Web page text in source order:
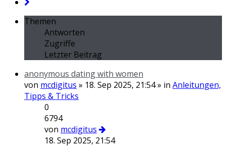
Themen
Antworten
Zugriffe
Letzter Beitrag
anonymous dating with women
von mcdigitus » 18. Sep 2025, 21:54 » in Anleitungen,
Tipps & Tricks
0
6794
von mcdigitus
18. Sep 2025, 21:54